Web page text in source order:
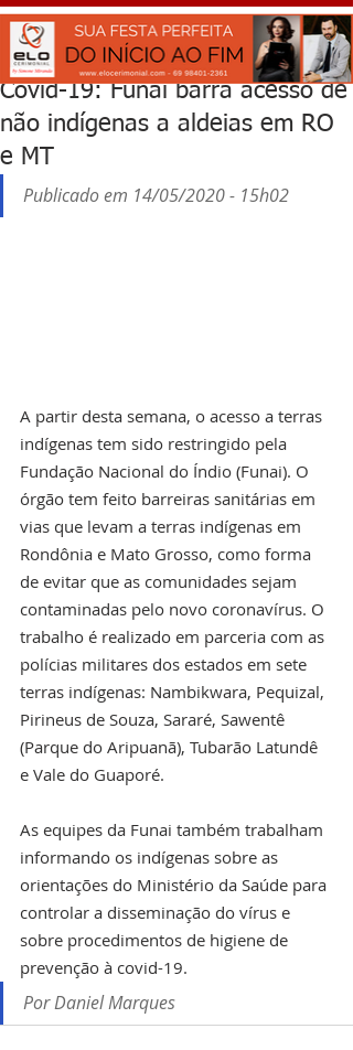
Covid-19: Funai barra acesso de
não indígenas a aldeias em RO
e MT
Publicado em 14/05/2020 - 15h02
A partir desta semana, o acesso a terras
indígenas tem sido restringido pela
Fundação Nacional do Índio (Funai). O
órgão tem feito barreiras sanitárias em
vias que levam a terras indígenas em
Rondônia e Mato Grosso, como forma
de evitar que as comunidades sejam
contaminadas pelo novo coronavírus. O
trabalho é realizado em parceria com as
polícias militares dos estados em sete
terras indígenas: Nambikwara, Pequizal,
Pirineus de Souza, Sararé, Sawentê
(Parque do Aripuanã), Tubarão Latundê
e Vale do Guaporé.
As equipes da Funai também trabalham
informando os indígenas sobre as
orientações do Ministério da Saúde para
controlar a disseminação do vírus e
sobre procedimentos de higiene de
prevenção à covid-19.
Por Daniel Marques